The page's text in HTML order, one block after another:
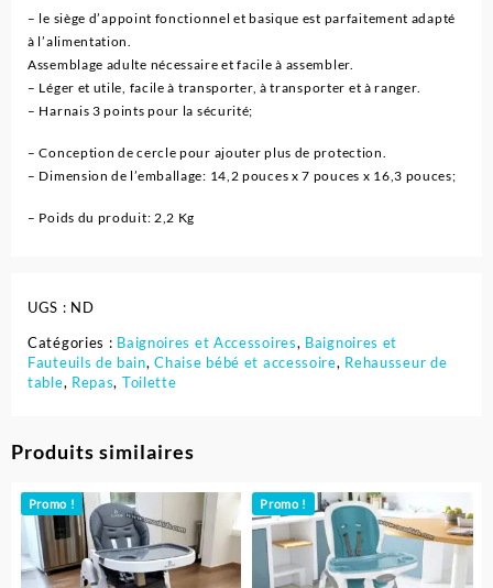
– le siège d’appoint fonctionnel et basique est parfaitement adapté
à l’alimentation.
Assemblage adulte nécessaire et facile à assembler.
– Léger et utile, facile à transporter, à transporter et à ranger.
– Harnais 3 points pour la sécurité;
– Conception de cercle pour ajouter plus de protection.
– Dimension de l’emballage: 14,2 pouces x 7 pouces x 16,3 pouces;
– Poids du produit: 2,2 Kg
UGS : ND
Catégories : Baignoires et Accessoires, Baignoires et
Fauteuils de bain,Chaise bébé et accessoire, Rehausseur de
table, Repas, Toilette
Produits similaires
Promo ! Promo !